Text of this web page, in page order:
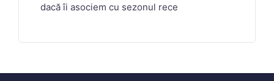
dacă îi asociem cu sezonul rece